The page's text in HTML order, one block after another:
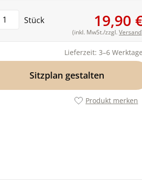
Stück 19,90
(inkl. MwSt./zzgl. Versand
Lieferzeit: 3–6 Werktage
Sitzplan gestalten
Produkt merken